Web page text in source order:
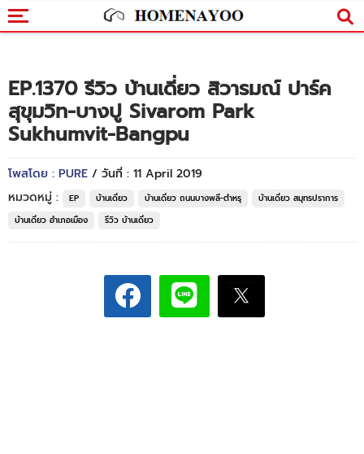
EP.1370 รีวิว บ้านเดี่ยว สิวารมณ์ ปาร์ค
สุขุมวิท-บางปู Sivarom Park
Sukhumvit-Bangpu
โพสโดย : PURE / วันที่ : 11 April 2019
หมวดหมู่ :
EP บ้านเดี่ยว บ้านเดี่ยว ถนนบางพลี-ตำหรุ
บ้านเดี่ยว สมุทรปราการ
บ้านเดี่ยว อำเภอเมือง
รีวิว บ้านเดี่ยว